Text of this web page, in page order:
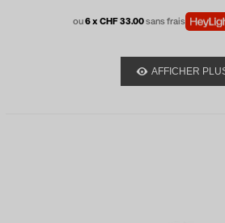
ou6 x CHF 33.00sans frais
AFFICHER